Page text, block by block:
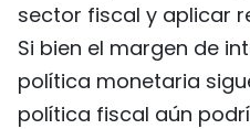
sector fiscal y aplicar
Si bien el margen de
política monetaria
política fiscal aún